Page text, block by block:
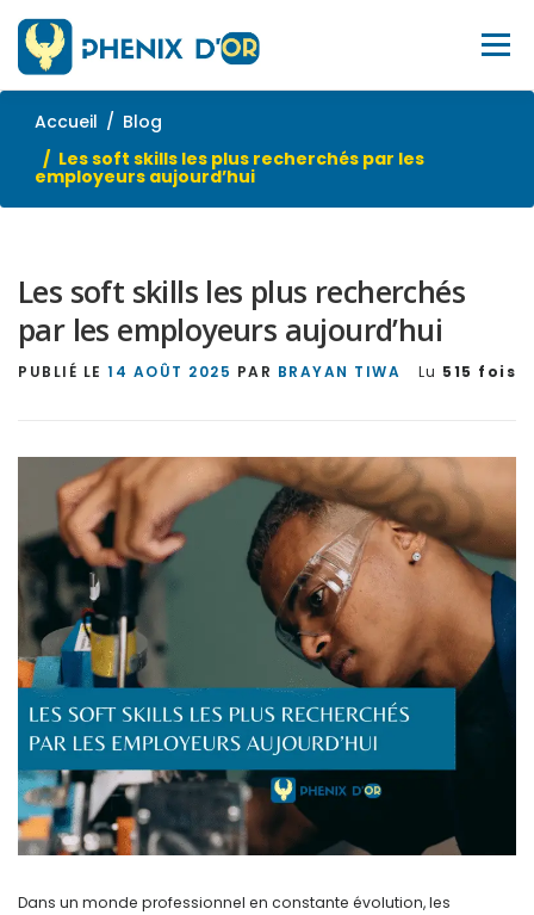
au
contenu
Menu
ACCUEIL SERVICES
Accueil
Blog
Les soft skills les plus recherchés par les
employeurs aujourd’hui
Les soft skills les plus recherchés
par les employeurs aujourd’hui
PUBLIÉ LE 14 AOÛT 2025 PAR BRAYAN TIWA Lu 515 fois
Dans un monde professionnel en constante évolution, les